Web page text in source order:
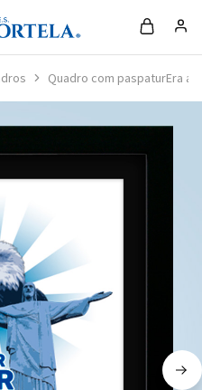
Quadro com paspaturEra a